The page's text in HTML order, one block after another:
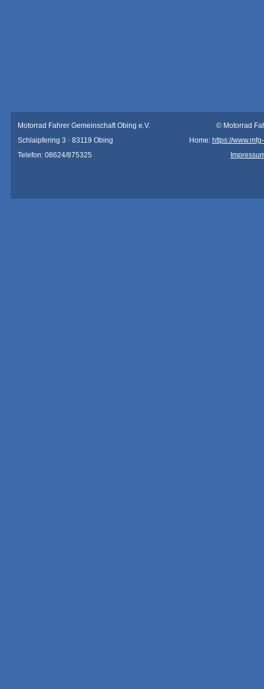
Motorrad Fahrer Gemeinschaft Obing e.V.
© Motorrad
Schlaipfering 3 · 83119 Obing
Home: https://
Telefon: 08624/875325